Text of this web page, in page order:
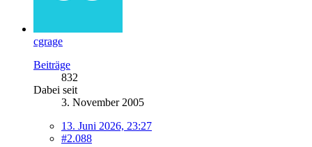
cgrage
Beiträge
832
Dabei seit
3. November 2005
13. Juni 2026, 23:27
#2.088